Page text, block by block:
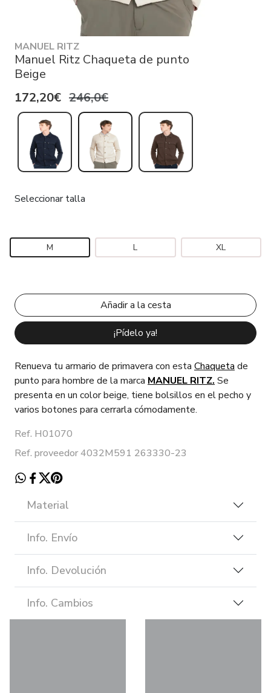
MANUEL RITZ
Manuel Ritz Chaqueta de punto
Beige
172,20€ 246,0€
Seleccionar talla
M L XL
¡Pídelo ya!
Renueva tu armario de primavera con esta Chaqueta de
punto para hombre de la marca MANUEL RITZ. Se
presenta en un color beige, tiene bolsillos en el pecho y
varios botones para cerrarla cómodamente.
Ref. H01070
Ref. proveedor 4032M591 263330-23
Material
Info. Envío
Info. Devolución
Info. Cambios